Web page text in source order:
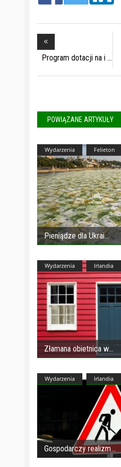
Program dotacji na i
POWIĄZANE ARTYKUŁY
Wydarzenia Felieton
Pieniądze dla Ukrai
Wydarzenia Irlandia
Złamana obietnica w
Wydarzenia Irlandia
Gospodarczy realizm